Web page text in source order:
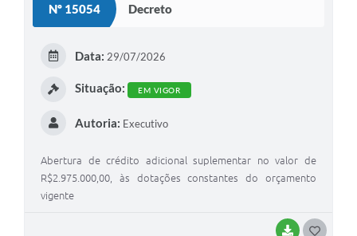
Nº 15054 Decreto
BAIXAR
Data: 29/07/2026
Situação: EM VIGOR
Autoria: Executivo
Abertura de crédito adicional suplementar no valor de
R$2.975.000,00, às dotações constantes do orçamento
vigente